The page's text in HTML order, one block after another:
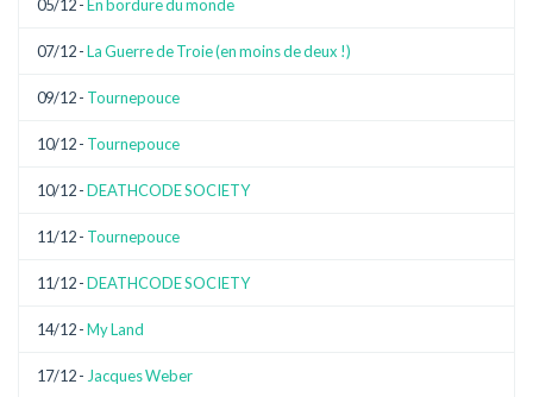
05/12 -En bordure du monde
07/12 -La Guerre de Troie (en moins de deux !)
09/12 - Tournepouce
10/12 - Tournepouce
10/12 -DEATHCODE SOCIETY
11/12 - Tournepouce
11/12 -DEATHCODE SOCIETY
14/12 -My Land
17/12 - Jacques Weber